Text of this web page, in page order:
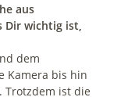
aus
Dir wichtig ist,
dem
Kamera bis hin
Trotzdem ist die